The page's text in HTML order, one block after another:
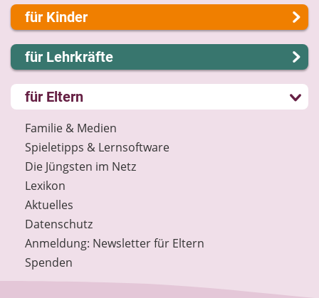
Über uns
Presse
Kontakt
Impressum
Internet-ABC Sitemap
Barrierefreiheit
Länderprojekte
für Kinder
Lernen und Schule
Hobby und Freizeit
Spiel und Spaß
Mitreden und Mitmachen
Lexikon
Datenschutz
Newsletter
für Lehrkräfte
Lernmodule
Unterrichts­materialien
Internet-ABC-Schule
Praxishilfen
Aktuelles
Materialbestellung
Lexikon
Datenschutz
Newsletter
Spenden
für Eltern
Familie & Medien
Spieletipps & Lernsoftware
Die Jüngsten im Netz
Lexikon
Aktuelles
Datenschutz
Anmeldung: Newsletter für Eltern
Spenden